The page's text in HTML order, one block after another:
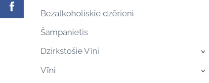
Bezalkoholiskie dzērieni
Šampanietis
Dzirkstošie Vīni
›
Vīni ›